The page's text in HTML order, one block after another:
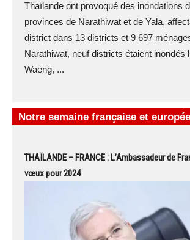
Thaïlande ont provoqué des inondations
provinces de Narathiwat et de Yala,
district dans 13 districts et 9 697
Narathiwat, neuf districts étaient inondés
Waeng, ...
Notre semaine française et
THAÏLANDE – FRANCE : L’Ambassadeur de
vœux pour 2024